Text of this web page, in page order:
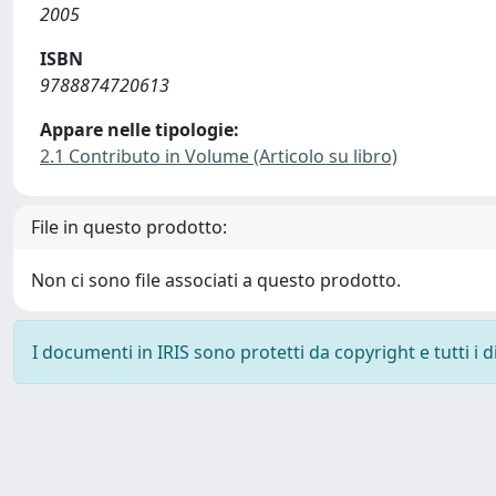
2005
ISBN
9788874720613
Appare nelle tipologie:
2.1 Contributo in Volume (Articolo su libro)
File in questo prodotto:
Non ci sono file associati a questo prodotto.
I documenti in IRIS sono protetti da copyright e tutti i